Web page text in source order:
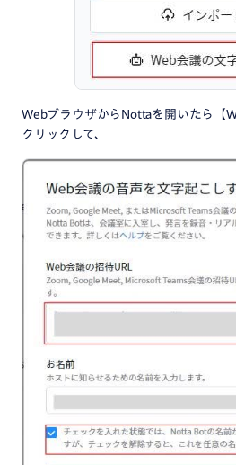
WebブラウザからNottaを開いたら【
クリックして、